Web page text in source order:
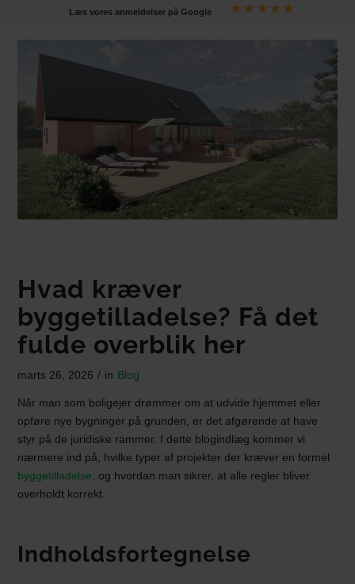
Læs vores anmeldelser på Google
Hvad kræver
byggetilladelse? Få det
fulde overblik her
marts 26, 2026 / in Blog
Når man som boligejer drømmer om at udvide hjemmet eller
opføre nye bygninger på grunden, er det afgørende at have
styr på de juridiske rammer. I dette blogindlæg kommer vi
nærmere ind på, hvilke typer af projekter der kræver en formel
byggetilladelse , og hvordan man sikrer, at alle regler bliver
overholdt korrekt.
Indholdsfortegnelse